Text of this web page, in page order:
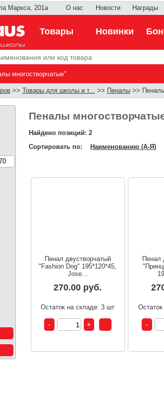
Маркса, 201а О нас Новости Награды
Товары Новинки
многостворчатые"
>> Товары для школы и т... >> Пеналы>> Пеналы
Пеналы
Найдено позиций: 2
Сортировать по:Наименованию (А-Я)
Пенал двустворчатый
"Fashion Dog" 195*120*45,
Jose...
270.00 руб.
Остаток на складе: 3 шт
Пенал